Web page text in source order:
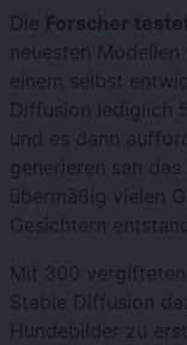
Die Forscher
neuesten
einem selbst
Diffusion lediglich
und es dann
generieren sah
übermäßig vielen
Gesichtern
Mit 300
Stable Diffusion
Hundebilder zu